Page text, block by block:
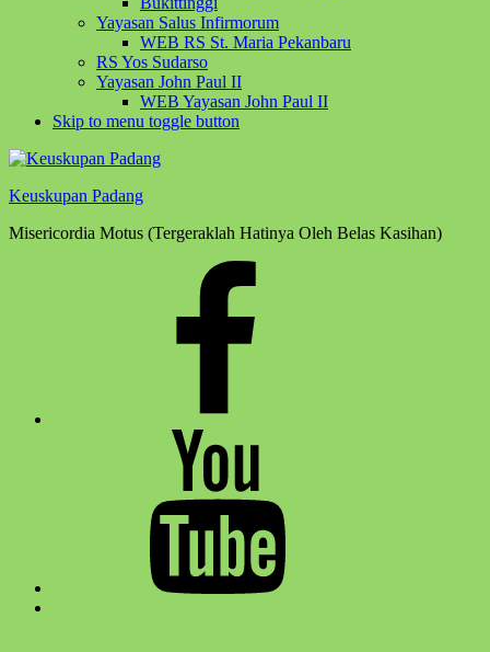
Yayasan Salus Infirmorum
WEB RS St. Maria Pekanbaru
RS Yos Sudarso
Yayasan John Paul II
WEB Yayasan John Paul II
Skip to menu toggle button
Keuskupan Padang
Misericordia Motus (Tergeraklah Hatinya Oleh Belas Kasihan)